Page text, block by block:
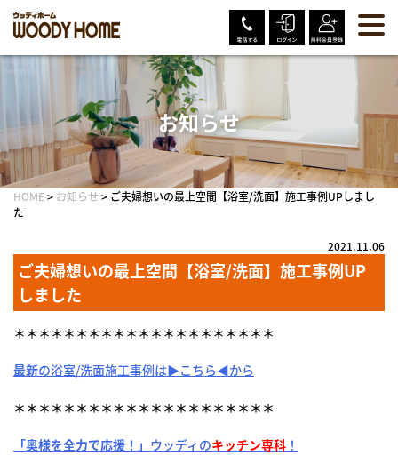
Skip
content
お知らせ
HOME> お知らせ > ご夫婦想いの最上空間【浴室/洗面】施工事例UPしまし
た
2021.11.06
ご夫婦想いの最上空間【浴室/洗面】施工事例UP
しました
＊＊＊＊＊＊＊＊＊＊＊＊＊＊＊＊＊＊＊＊＊
最新の浴室/洗面施工事例は▶こちら◀から
＊＊＊＊＊＊＊＊＊＊＊＊＊＊＊＊＊＊＊＊＊
「奥様を全力で応援！」 ウッディのキッチン専科 ！